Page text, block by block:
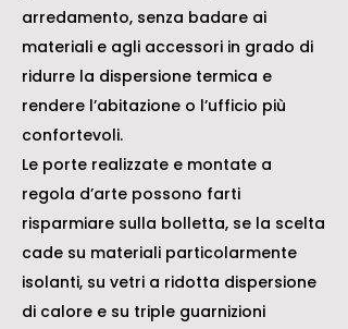
arredamento, senza badare ai
materiali e agli accessori in grado di
ridurre la dispersione termica e
rendere l’abitazione o l’ufficio più
confortevoli.
Le porte realizzate e montate a
regola d’arte possono farti
risparmiare sulla bolletta, se la scelta
cade su materiali particolarmente
isolanti, su vetri a ridotta dispersione
di calore e su triple guarnizioni